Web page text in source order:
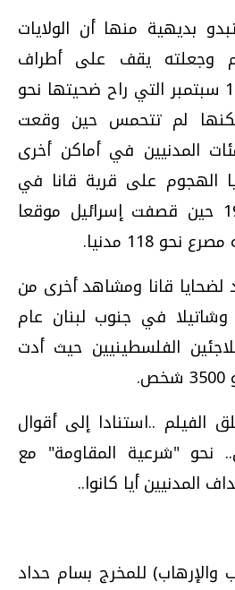
بديهية منها أن الولايات
وجعلته يقف على أطراف
أصابعه بعد هجمات 11 سبتمبر التي راح ضحيتها نحو
لم تتحمس حين وقعت
المدنيين في أماكن أخرى
الهجوم على قرية قانا في
جنوب لبنان عام 1996 حين قصفت إسرائيل موقعا
118 مدنيا.
قانا ومشاهد أخرى من
في جنوب لبنان عام
الفلسطينيين حيث أدت
الفيلم ..استنادا إلى أقوال
نحو "شرعية المقاومة" مع
المدنيين أيا كانوا..
والإرهاب) للمخرج بسام حداد